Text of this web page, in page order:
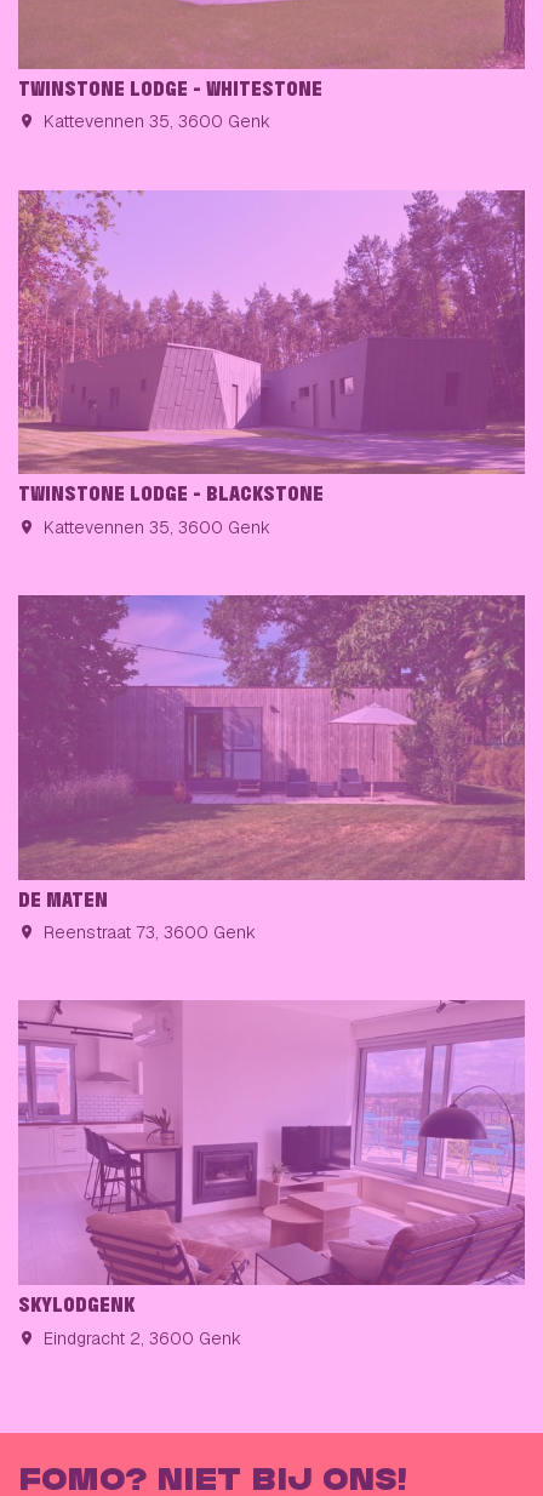
TWINSTONE LODGE - WHITESTONE
Kattevennen 35, 3600 Genk
TWINSTONE LODGE - BLACKSTONE
Kattevennen 35, 3600 Genk
DE MATEN
Reenstraat 73, 3600 Genk
SKYLODGENK
Eindgracht 2, 3600 Genk
FOMO? NIET BIJ ONS!